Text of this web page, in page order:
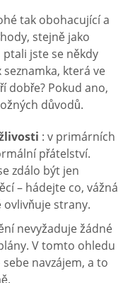
tak obohacující a
stejně jako
jste se někdy
která ve
dobře? Pokud ano,
důvodů.
: v primárních
přátelství.
zdálo být jen
– hádejte co, vážná
strany.
nevyžaduje žádné
V tomto ohledu
navzájem, a to